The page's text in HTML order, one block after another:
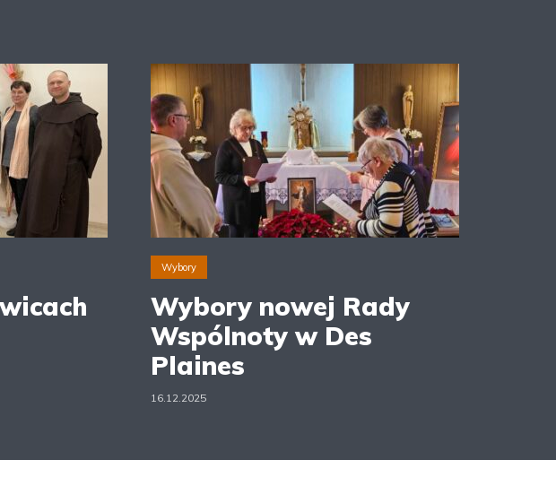
Wybory
Wybory nowej Rady
Wspólnoty w Des
Plaines
16.12.2025